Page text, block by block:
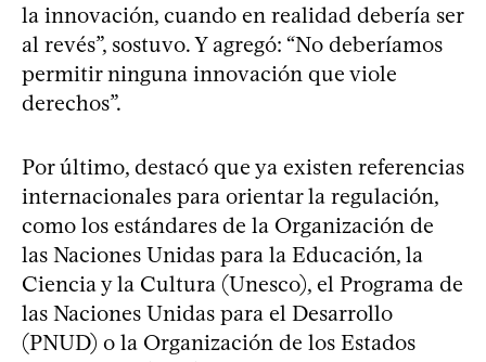
la innovación, cuando en realidad debería ser
al revés”, sostuvo. Y agregó: “No deberíamos
permitir ninguna innovación que viole
derechos”.
Por último, destacó que ya existen referencias
internacionales para orientar la regulación,
como los estándares de la Organización de
las Naciones Unidas para la Educación, la
Ciencia y la Cultura (Unesco), el Programa de
las Naciones Unidas para el Desarrollo
(PNUD) o la Organización de los Estados